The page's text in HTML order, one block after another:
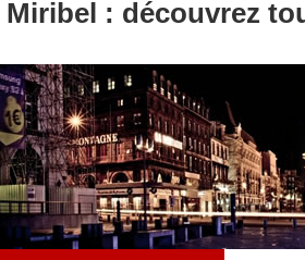
Miribel : découvrez